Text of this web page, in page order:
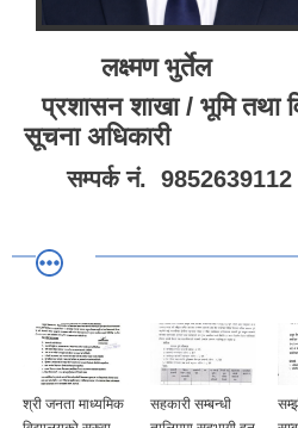
लक्ष्मण भुर्तेल
प्रशासन शाखा / भूमि तथा
सूचना अधिकारी
सम्पर्क नं. 9852639112
श्री जनता माध्यमिक
सहकारी सम्बन्धी